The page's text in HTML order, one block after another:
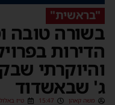
"בראשית"
בשורה טובה
הדירות
והיוקרתי
ג' שבאשדוד
משה קאהן 15:47 ט״ז באלול